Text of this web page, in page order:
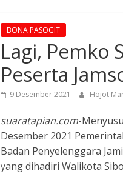
BONA PASOGIT
Lagi, Pemko
Peserta
9 Desember 2021 Hojot
suaratapian.com-
Desember 2021
Badan Penyelenggara
yang dihadiri Walikota